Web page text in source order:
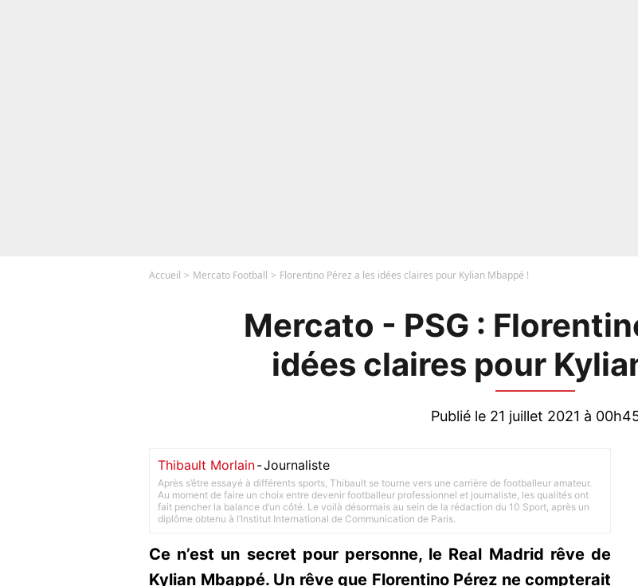
Accueil Mercato Football Florentino Pérez a les idées claires pour Kylian Mbappé !
Mercato - PSG :
idées claires pour
Publié le 21 juillet 2021 à
Thibault Morlain-Journaliste
Après s’être essayé à différents sports, Thibault se tourne vers une carrière de footballeur amateur.
Au moment de faire un choix entre devenir footballeur professionnel et journaliste, les qualités ont
fait pencher la balance d’un côté. Le voilà désormais au sein de la rédaction du 10 Sport, après un
diplôme obtenu à l’Institut International de Communication de Paris.
Ce n’est un secret pour personne, le Real Madrid rêve de
Kylian Mbappé. Un rêve que Florentino Pérez ne compterait